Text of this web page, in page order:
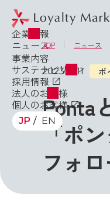
企業情報
ニュース
事業内容
サステナビリティ
採用情報
法人のお客様
個人のお客様
JP EN
TOP ニュース
2023.12.11 ポ
Ponta
「ポ
フォ